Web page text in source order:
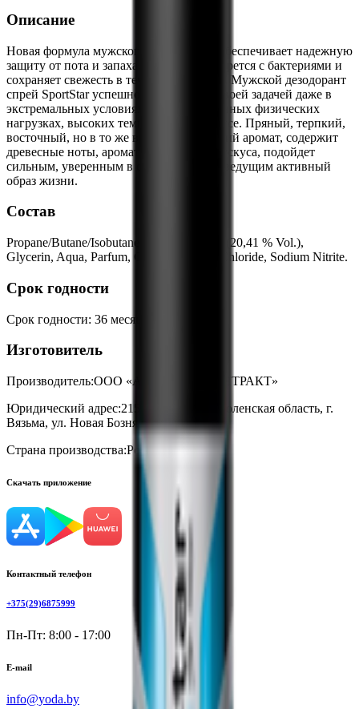
Описание
Новая формула мужского дезодоранта обеспечивает надежную
защиту от пота и запаха, эффективно борется с бактериями и
сохраняет свежесть в течение всего дня. Мужской дезодорант
спрей SportStar успешно справится со своей задачей даже в
экстремальных условиях - при повышенных физических
нагрузках, высоких температурах, стрессе. Пряный, терпкий,
восточный, но в то же время освежающий аромат, содержит
древесные ноты, аромат пряностей и мускуса, подойдет
сильным, уверенным в себе мужчинам ведущим активный
образ жизни.
Состав
Propane/Butane/Isobutane, Alcohol Denat. (20,41 % Vol.),
Glycerin, Aqua, Parfum, Cetylpyridinium Chloride, Sodium Nitrite.
Срок годности
Срок годности: 36 месяцев
Изготовитель
Производитель:ООО «АЭРОСТАР КОНТРАКТ»
Юридический адрес:215113, Россия, Смоленская область, г.
Вязьма, ул. Новая Бозня, д. 3
Страна производства:Россия
Скачать приложение
Контактный телефон
+375(29)6875999
Пн-Пт: 8:00 - 17:00
E-mail
info@yoda.by